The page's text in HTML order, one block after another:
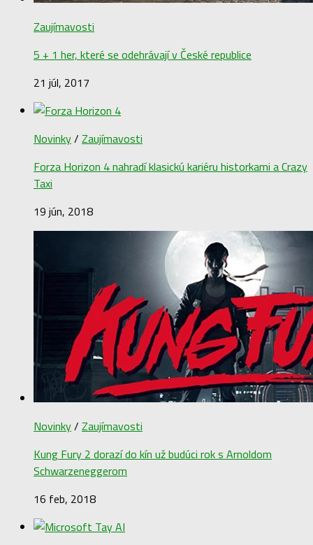
Zaujímavosti
5 + 1 her, které se odehrávají v České republice
21 júl, 2017
Novinky/ Zaujímavosti
Forza Horizon 4 nahradí klasickú kariéru historkami a Crazy
Taxi
19 jún, 2018
Novinky/ Zaujímavosti
Kung Fury 2 dorazí do kín už budúci rok s Arnoldom
Schwarzeneggerom
16 feb, 2018